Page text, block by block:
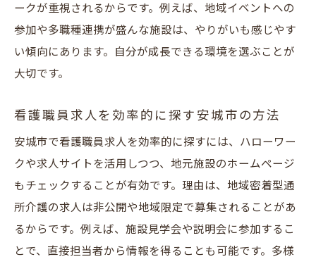
とは
地域に根ざす看護職員求人の働きがいを解
説
安城市で看護職員求人を選ぶ際のポイントと注
意点
地域密着型通所介護求人選びのポイント解
ークが重視されるからです。例えば、地域イベントへの
参加や多職種連携が盛んな施設は、やりがいも感じやす
い傾向にあります。自分が成長できる環境を選ぶことが
大切です。
看護職員求人を効率的に探す安城市の方法
安城市で看護職員求人を効率的に探すには、ハローワー
クや求人サイトを活用しつつ、地元施設のホームページ
もチェックすることが有効です。理由は、地域密着型通
所介護の求人は非公開や地域限定で募集されることがあ
るからです。例えば、施設見学会や説明会に参加するこ
とで、直接担当者から情報を得ることも可能です。多様